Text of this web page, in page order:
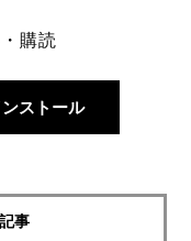
購読
ンストール
事